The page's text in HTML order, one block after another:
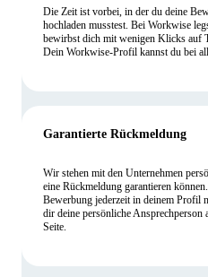
Die Zeit ist vorbei, in der du deine
hochladen musstest. Bei Workwise
bewirbst dich mit wenigen Klicks auf
Dein Workwise-Profil kannst du bei
Garantierte Rückmeldung
Wir stehen mit den Unternehmen
eine Rückmeldung garantieren
Bewerbung jederzeit in deinem Profil
dir deine persönliche Ansprechperson
Seite.